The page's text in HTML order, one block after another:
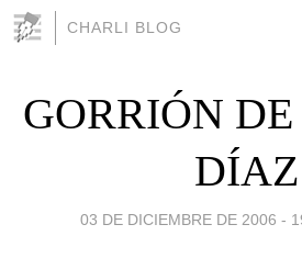
CHARLI BLOG
GORRIÓN
DÍAZ
03 DE DICIEMBRE DE 2006 -